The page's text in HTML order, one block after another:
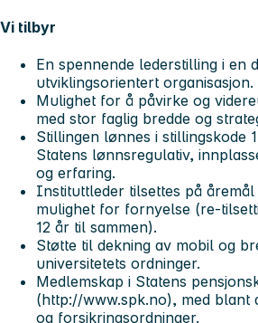
Vi tilbyr
En spennende lederstilling i en
utviklingsorientert organisasjon.
Mulighet for å påvirke og
med stor faglig bredde og
Stillingen lønnes i stillingskode
Statens lønnsregulativ,
og erfaring.
Instituttleder tilsettes på
mulighet for fornyelse (re-
12 år til sammen).
Støtte til dekning av mobil og
universitetets ordninger.
Medlemskap i Statens
(http://www.spk.no), med blant
og forsikringsordninger.